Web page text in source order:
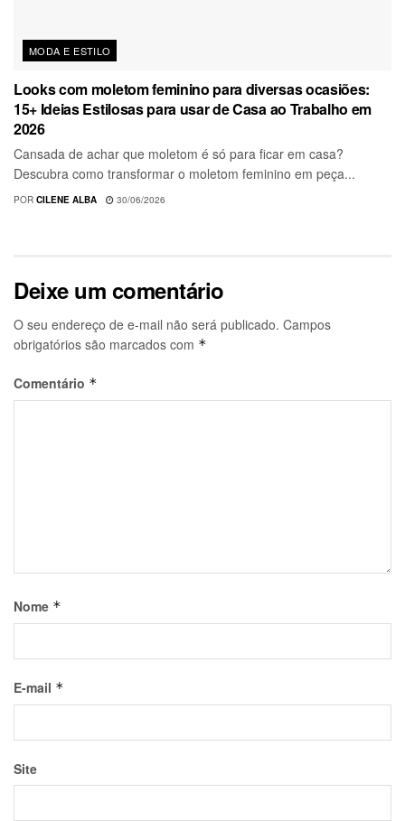
MODA E ESTILO
Looks com moletom feminino para diversas ocasiões:
15+ Ideias Estilosas para usar de Casa ao Trabalho em
2026
Cansada de achar que moletom é só para ficar em casa?
Descubra como transformar o moletom feminino em peça...
POR CILENE ALBA 30/06/2026
Deixe um comentário
O seu endereço de e-mail não será publicado. Campos
obrigatórios são marcados com *
Comentário *
Nome *
E-mail *
Site